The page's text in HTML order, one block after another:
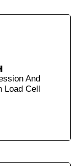
And
Load Cell